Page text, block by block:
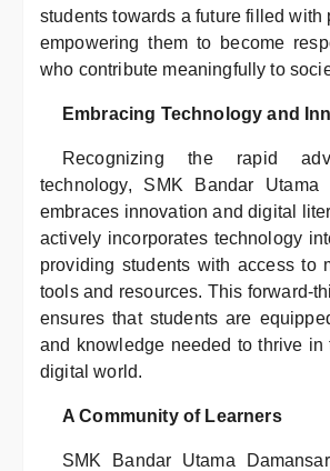
students towards a future filled with
empowering them to become
who contribute meaningfully to
Embracing Technology and
Recognizing the rapid
technology, SMK Bandar Utama
embraces innovation and digital
actively incorporates technology
providing students with access to
tools and resources. This forward-
ensures that students are
and knowledge needed to thrive in
digital world.
A Community of Learners
SMK Bandar Utama